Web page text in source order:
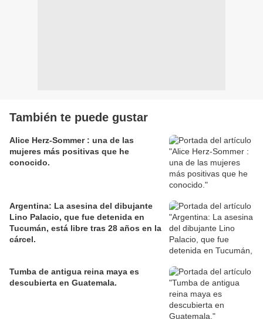
También te puede gustar
Alice Herz-Sommer : una de las
mujeres más positivas que he
conocido.
Argentina: La asesina del dibujante
Lino Palacio, que fue detenida en
Tucumán, está libre tras 28 años en la
cárcel.
Tumba de antigua reina maya es
descubierta en Guatemala.